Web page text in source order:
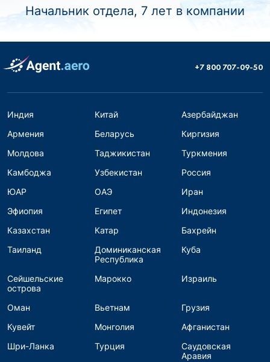
Начальник отдела, 7 лет в компании
+7 800 707-09-50
Индия Китай
Азербайджан
Армения
Беларусь
Киргизия
Молдова
Таджикистан
Туркмения
Камбоджа
Узбекистан
Россия
ЮАР
ОАЭ
Иран
Эфиопия
Египет
Индонезия
Казахстан
Катар
Бахрейн
Таиланд
Доминиканская
Республика
Куба
Сейшельские
острова
Марокко Израиль
Оман Вьетнам
Грузия
Кувейт
Монголия
Афганистан
Шри-Ланка
Турция
Саудовская
Аравия